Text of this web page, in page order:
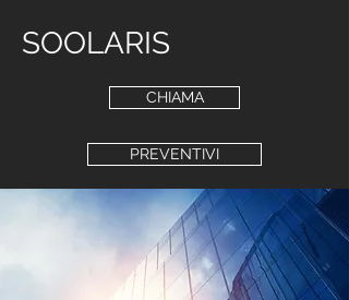
SOOLARIS
CHIAMA
PREVENTIVI